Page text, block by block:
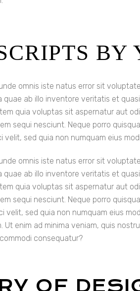
BY
omnis iste natus error sit
quae ab illo inventore veritatis et
quia voluptas sit aspernatur aut
sequi nesciunt. Neque porro
velit, sed quia non numquam eius
omnis iste natus error sit
quae ab illo inventore veritatis et
quia voluptas sit aspernatur aut
sequi nesciunt. Neque porro
velit, sed quia non numquam eius
Ut enim ad minima veniam, quis
consequatur?
OF